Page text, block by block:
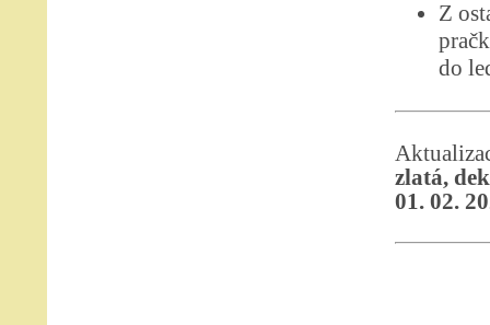
Z
do
zlatá,
01. 02.